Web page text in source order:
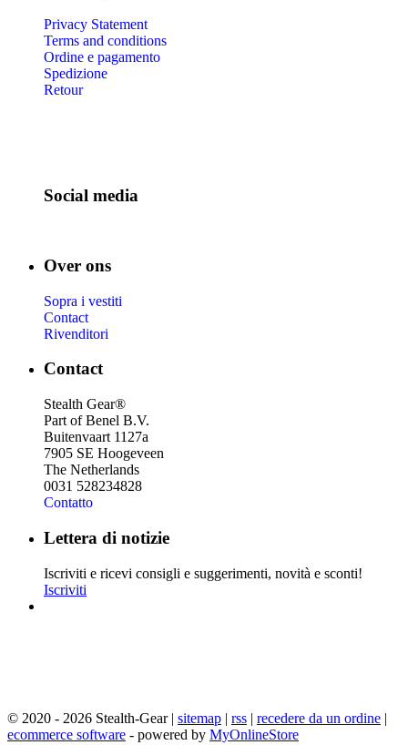
Privacy Statement
Terms and conditions
Ordine e pagamento
Spedizione
Retour
Social media
Over ons
Sopra i vestiti
Contact
Rivenditori
Contact
Stealth Gear®
Part of Benel B.V.
Buitenvaart 1127a
7905 SE Hoogeveen
The Netherlands
0031 528234828
Contatto
Lettera di notizie
Iscriviti e ricevi consigli e suggerimenti, novità e sconti!
Iscriviti
© 2020 - 2026 Stealth-Gear | sitemap | rss | recedere da un ordine |
ecommerce software - powered by MyOnlineStore